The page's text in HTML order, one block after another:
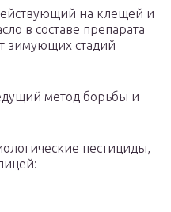
на клещей и
в составе препарата
зимующих стадий
метод борьбы и
пестициды,